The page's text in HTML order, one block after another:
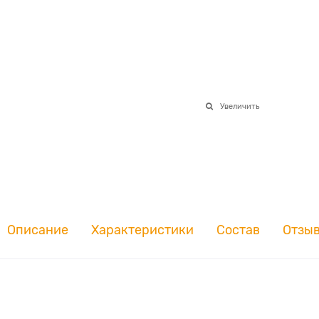
Увеличить
Описание Характеристики Состав